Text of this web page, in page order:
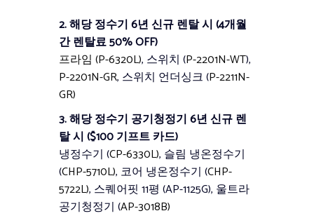
2. 해당 정수기 6년 신규 렌탈 시(4개월
간 렌탈료 50% OFF)
프라임 (P-6320L), 스위치 (P-2201N-WT),
P-2201N-GR, 스위치 언더싱크 (P-2211N-
GR)
3. 해당 정수기 공기청정기 6년 신규 렌
탈 시($100 기프트 카드)
냉정수기 (CP-6330L), 슬림 냉온정수기
(CHP-5710L), 코어 냉온정수기 (CHP-
5722L), 스퀘어핏 11평 (AP-1125G), 울트라
공기청정기 (AP-3018B)